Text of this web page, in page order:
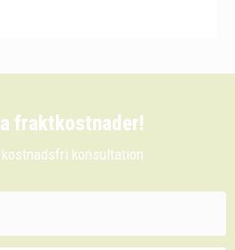
fraktkostnader!
konsultation